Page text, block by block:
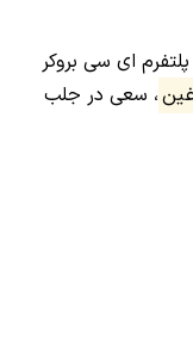
ای سی بروکر
، سعی در جلب